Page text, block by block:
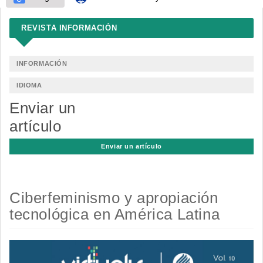
REVISTA INFORMACIÓN
INFORMACIÓN
IDIOMA
Enviar un
artículo
Enviar un artículo
Ciberfeminismo y apropiación
tecnológica en América Latina